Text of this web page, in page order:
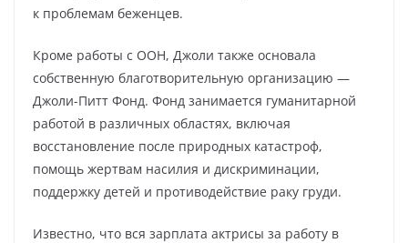
к проблемам беженцев.
Кроме работы с ООН, Джоли также основала
собственную благотворительную организацию —
Джоли-Питт Фонд. Фонд занимается гуманитарной
работой в различных областях, включая
восстановление после природных катастроф,
помощь жертвам насилия и дискриминации,
поддержку детей и противодействие раку груди.
Известно, что вся зарплата актрисы за работу в